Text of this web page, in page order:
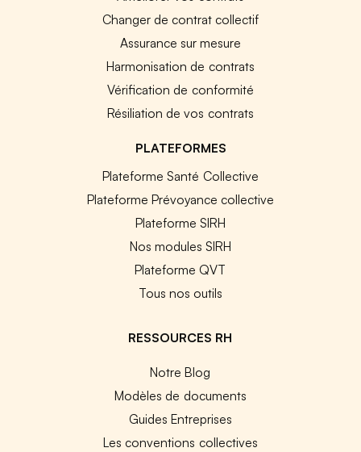
Changer de contrat collectif
Assurance sur mesure
Harmonisation de contrats
Vérification de conformité
Résiliation de vos contrats
PLATEFORMES
Plateforme Santé Collective
Plateforme Prévoyance collective
Plateforme SIRH
Nos modules SIRH
Plateforme QVT
Tous nos outils
RESSOURCES RH
Notre Blog
Modèles de documents
Guides Entreprises
Les conventions collectives